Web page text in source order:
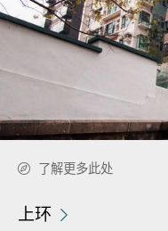
了解更多此处
上环